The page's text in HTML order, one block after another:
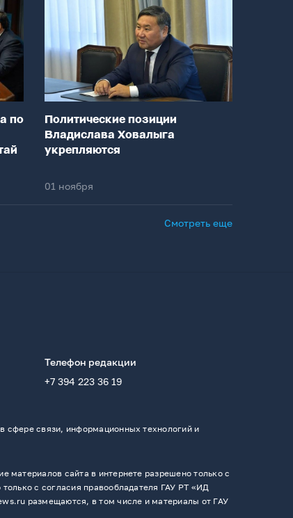
по
Политические позиции
Владислава Ховалыга
укрепляются
01 ноября
Смотреть еще
Телефон редакции
+7 394 223 36 19
сфере связи, информационных технологий и
сайта в интернете разрешено только с
с согласия правообладателя ГАУ РТ «ИД
размещаются, в том числе и материалы от ГАУ